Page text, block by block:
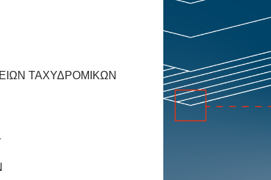
ΤΑΧΥΔΡΟΜΙΚΩΝ